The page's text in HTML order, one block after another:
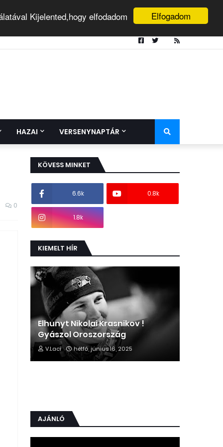
Elfogadom
Kijelented,hogy elfodadom
HAZAI VERSENYNAPTÁR
0
KÖVESS MINKET
6.6k 0.8k
1.8k
KIEMELT HÍR
Elhunyt Nikolai Krasnikov !
Gyászol Oroszország
V.Laci hétfő, június 16, 2025
AJÁNLÓ